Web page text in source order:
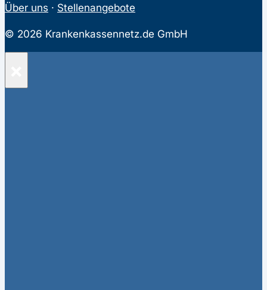
Über uns · Stellenangebote
© 2026 Krankenkassennetz.de GmbH